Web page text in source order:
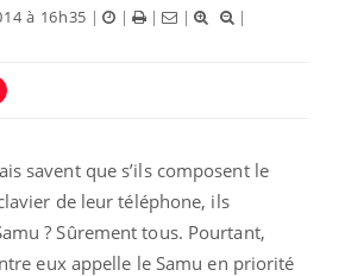
à 16h35 | | | |
|
savent que s’ils composent le
de leur téléphone, ils
? Sûrement tous. Pourtant,
eux appelle le Samu en priorité